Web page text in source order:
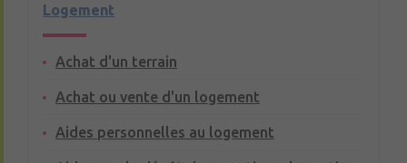
Logement
Achat d'un terrain
Achat ou vente d'un logement
Aides personnelles au logement